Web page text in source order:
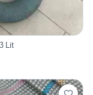
Lit